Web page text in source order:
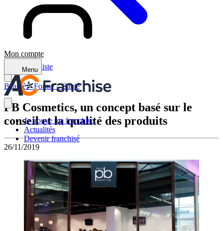
Mon compte
Menu
Je trouve ma franchise
Actualités
Devenir franchisé
Retour à la liste
Beauté – Forme – Santé
PB Cosmetics, un concept basé sur le
conseil et la qualité des produits
26/11/2019